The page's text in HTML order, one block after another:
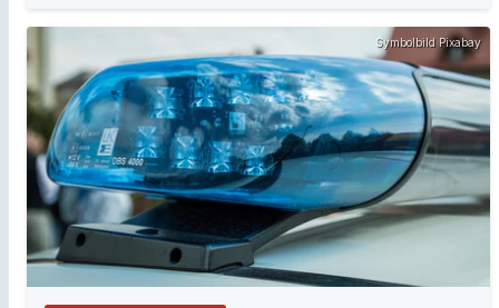
Symbolbild Pixabay